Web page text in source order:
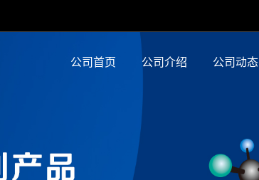
公司首页 公司介绍 公司动态